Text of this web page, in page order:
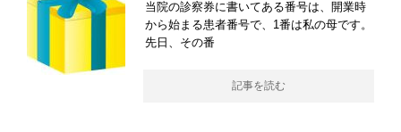
当院の診察券に書いてある番号は、開業時
から始まる患者番号で、1番は私の母です。
先日、その番
記事を読む